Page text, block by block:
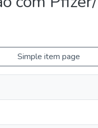
Simple item page